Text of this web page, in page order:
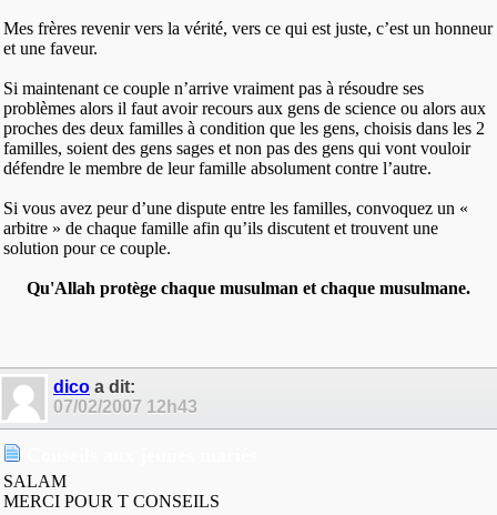
Mes frères revenir vers la vérité, vers ce qui est juste, c’est un honneur
et une faveur.
Si maintenant ce couple n’arrive vraiment pas à résoudre ses
problèmes alors il faut avoir recours aux gens de science ou alors aux
proches des deux familles à condition que les gens, choisis dans les 2
familles, soient des gens sages et non pas des gens qui vont vouloir
défendre le membre de leur famille absolument contre l’autre.
Si vous avez peur d’une dispute entre les familles, convoquez un «
arbitre » de chaque famille afin qu’ils discutent et trouvent une
solution pour ce couple.
Qu'Allah protège chaque musulman et chaque musulmane.
dico a dit:
07/02/2007 12h43
SALAM
MERCI POUR T CONSEILS